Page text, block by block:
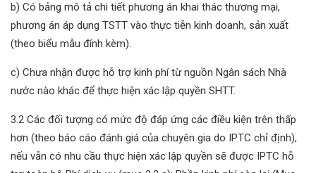
b) Có bảng mô tả chi tiết phương án khai thác thương mại,
phương án áp dụng TSTT vào thực tiễn kinh doanh, sản xuất
(theo biểu mẫu đính kèm).
c) Chưa nhận được hỗ trợ kinh phí từ nguồn Ngân sách Nhà
nước nào khác để thực hiện xác lập quyền SHTT.
3.2 Các đối tượng có mức độ đáp ứng các điều kiện trên thấp
hơn (theo báo cáo đánh giá của chuyên gia do IPTC chỉ định),
nếu vẫn có nhu cầu thực hiện xác lập quyền sẽ được IPTC hỗ